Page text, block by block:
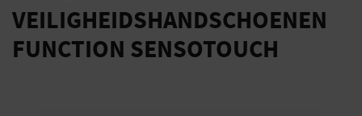
VEILIGHEIDSHANDSCHOENEN
FUNCTION SENSOTOUCH